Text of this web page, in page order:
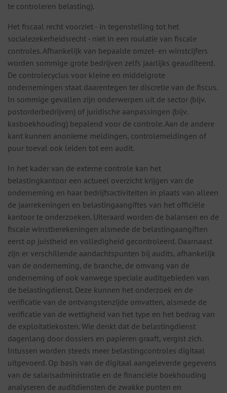
te controleren belasting).
Het fiscaal recht voorziet - in tegenstelling tot het
socialezekerheidsrecht - niet in een roulatie van fiscale
controles. Afhankelijk van bepaalde omzet- en winstcijfers
worden sommige grote bedrijven zelfs jaarlijks geauditeerd.
De controlecyclus voor kleine en middelgrote
ondernemingen staat daarentegen ter discretie van de fiscus.
In sommige gevallen zijn onderwerpen uit de sector (bijv.
postorderbedrijven) of juridische aanpassingen (bijv.
kasboekhouding) bepalend voor de controle. Aan de andere
kant kunnen anonieme meldingen, controlemeldingen of
puur toeval ook leiden tot een audit.
In het kader van de externe controle kan het
belastingkantoor een actueel overzicht krijgen van de
onderneming en haar bedrijfsactiviteiten in plaats van alleen
de jaarrekeningen en belastingaangiftes van het officiële
kantoor te onderzoeken. Uiteraard worden de balansen en de
fiscale winstberekeningen alsmede de belastingaangiften
eerst op juistheid en volledigheid gecontroleerd. Daarnaast
zijn er verschillende aandachtspunten bij audits, afhankelijk
van de onderneming, de branche, de omvang van de
onderneming of ook vanwege speciale auditgebieden van
de belastingdienst. Deze kunnen het onderzoek en de
verificatie van de ontvangstenzijde omvatten, alsmede de
verificatie van de wettigheid van het type en het bedrag van
de exploitatiekosten. Wie denkt dat de belastingdienst
dagenlang door dossiers en papieren graaft, vergist zich.
Intussen worden steeds meer belastingcontroles digitaal
uitgevoerd. Op basis van de digitaal aangeleverde gegevens
van de salarisadministratie en de financiële boekhouding
analyseren de auditdiensten de zwakke punten en